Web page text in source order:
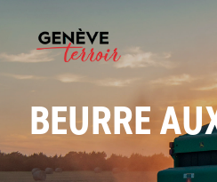
BEURRE